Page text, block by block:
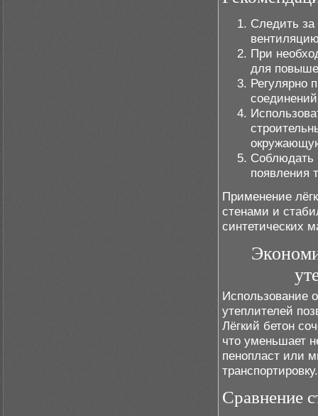
Следить за
При
для
Регулярно
Соблюдать
появления
Применение
стенами и
синтетических
Использование
утеплителей
Лёгкий бетон
что уменьшает
пенопласт или
транспортировку.
Сравнение